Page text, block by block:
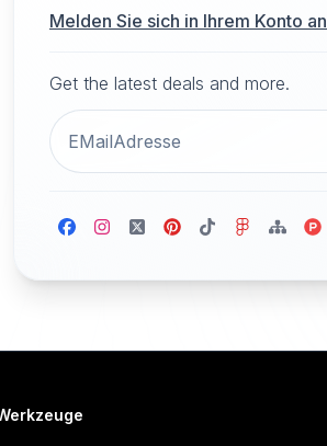
Melden Sie sich in Ihrem Konto an
Get the latest deals and more.